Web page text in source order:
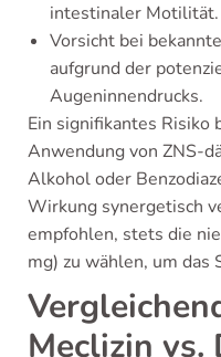
intestinaler Motilität.
Vorsicht bei
aufgrund der
Augeninnendrucks.
Ein signifikantes Risiko
Anwendung von ZNS-
Alkohol oder
Wirkung synergetisch
empfohlen, stets die
mg) zu wählen, um das
Meclizin